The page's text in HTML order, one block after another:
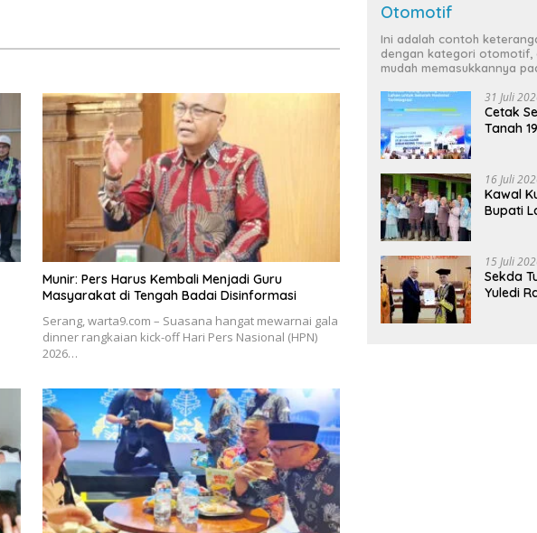
Munir: Pers Harus Kembali Menjadi Guru
Masyarakat di Tengah Badai Disinformasi
Serang, warta9.com – Suasana hangat mewarnai gala
dinner rangkaian kick-off Hari Pers Nasional (HPN)
2026…
Otomotif
Ini adalah contoh
dengan kategori otomotif,
mudah memasukkannya
31 Juli
Cetak
Tanah
16 Juli
Kawal
Bupati
Bergizi
15 Juli
Sekda
Yuledi